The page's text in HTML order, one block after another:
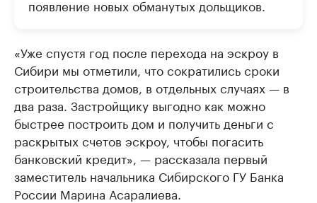
появление новых обманутых дольщиков.
«Уже спустя год после перехода на эскроу в
Сибири мы отметили, что сократились сроки
строительства домов, в отдельных случаях — в
два раза. Застройщику выгодно как можно
быстрее построить дом и получить деньги с
раскрытых счетов эскроу, чтобы погасить
банковский кредит», — рассказала первый
заместитель начальника Сибирского ГУ Банка
России Марина Асаралиева.